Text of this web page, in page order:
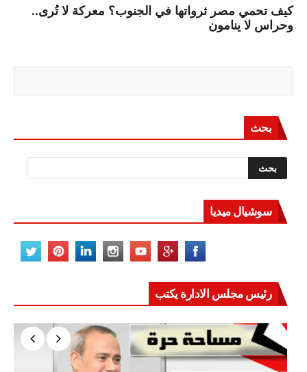
كيف تحمي مصر ثرواتها في الجنوب؟ معركة لا تُرى..
وحراس لا ينامون
بحث
سوشيال ميديا
رئيس مجلس الادارة يكتب